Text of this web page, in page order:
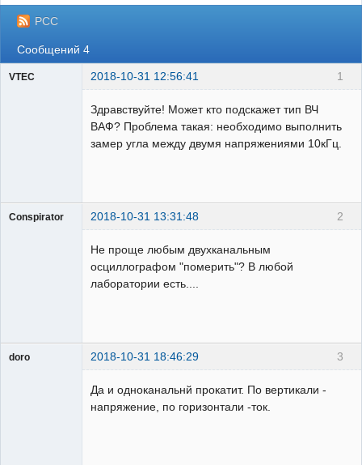
РСС
Сообщений 4
1
VTEC 2018-10-31 12:56:41
Здравствуйте! Может кто подскажет тип ВЧ
ВАФ? Проблема такая: необходимо выполнить
замер угла между двумя напряжениями 10кГц.
2
Conspirator 2018-10-31 13:31:48
Не проще любым двухканальным
осциллографом "померить"? В любой
лаборатории есть....
3
doro 2018-10-31 18:46:29
Да и одноканальнй прокатит. По вертикали -
напряжение, по горизонтали -ток.